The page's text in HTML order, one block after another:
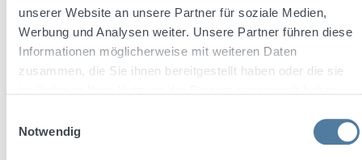
unserer Website an unsere Partner für soziale Medien,
Werbung und Analysen weiter. Unsere Partner führen diese
Informationen möglicherweise mit weiteren Daten
zusammen, die Sie ihnen bereitgestellt haben oder die sie
Notwendig
Folts Kluntje Kruiden 0,7l 30% Vol.